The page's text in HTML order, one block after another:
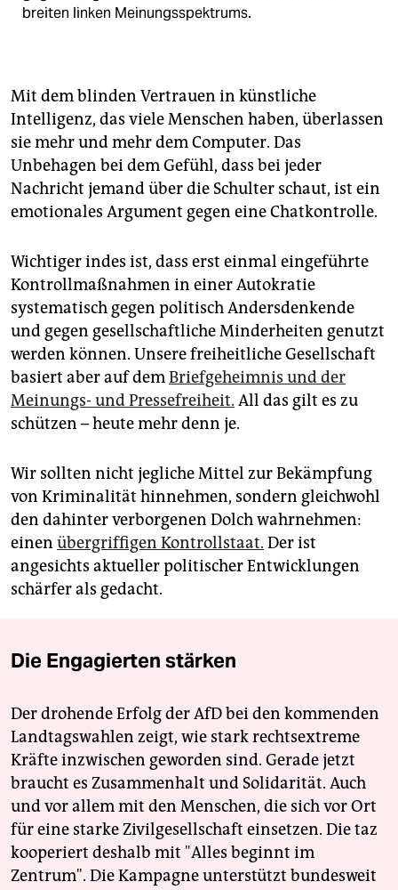
breiten linken Meinungsspektrums.
Mit dem blinden Vertrauen in künstliche
Intelligenz, das viele Menschen haben, überlassen
sie mehr und mehr dem Computer. Das
Unbehagen bei dem Gefühl, dass bei jeder
Nachricht jemand über die Schulter schaut, ist ein
emotionales Argument gegen eine Chatkontrolle.
Wichtiger indes ist, dass erst einmal eingeführte
Kontrollmaßnahmen in einer Autokratie
systematisch gegen politisch Andersdenkende
und gegen gesellschaftliche Minderheiten genutzt
werden können. Unsere freiheitliche Gesellschaft
basiert aber auf demBriefgeheimnis und der
Meinungs- und Pressefreiheit. All das gilt es zu
schützen – heute mehr denn je.
Wir sollten nicht jegliche Mittel zur Bekämpfung
von Kriminalität hinnehmen, sondern gleichwohl
den dahinter verborgenen Dolch wahrnehmen:
einen übergriffigen Kontrollstaat. Der ist
angesichts aktueller politischer Entwicklungen
schärfer als gedacht.
Die Engagierten stärken
Der drohende Erfolg der AfD bei den kommenden
Landtagswahlen zeigt, wie stark rechtsextreme
Kräfte inzwischen geworden sind. Gerade jetzt
braucht es Zusammenhalt und Solidarität. Auch
und vor allem mit den Menschen, die sich vor Ort
für eine starke Zivilgesellschaft einsetzen. Die taz
kooperiert deshalb mit "Alles beginnt im
Zentrum". Die Kampagne unterstützt bundesweit